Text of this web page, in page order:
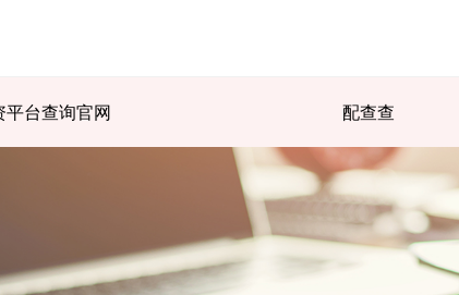
平台查询官网 配查查